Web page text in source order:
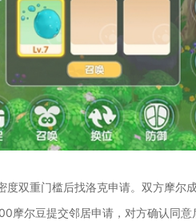
双重门槛后找洛克申请。双方摩尔
尔豆提交邻居申请，对方确认同意